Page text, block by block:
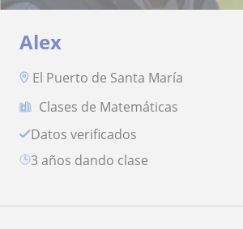
Alex
El Puerto de Santa María
Clases de Matemáticas
Datos verificados
3 años dando clase